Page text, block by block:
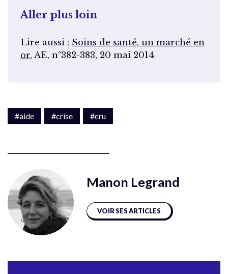
Aller plus loin
Lire aussi : Soins de santé, un marché en
or, AE, n°382-383, 20 mai 2014
#aide #crise #cru
Manon Legrand
VOIR SES ARTICLES